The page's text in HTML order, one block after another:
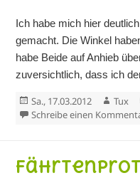
Ich habe mich hier
gemacht. Die Winkel
habe Beide auf Anhieb
zuversichtlich, dass ich
Veröffentlicht
am
Sa., 17.03.2012 Autor
Tux
Schreibe einen